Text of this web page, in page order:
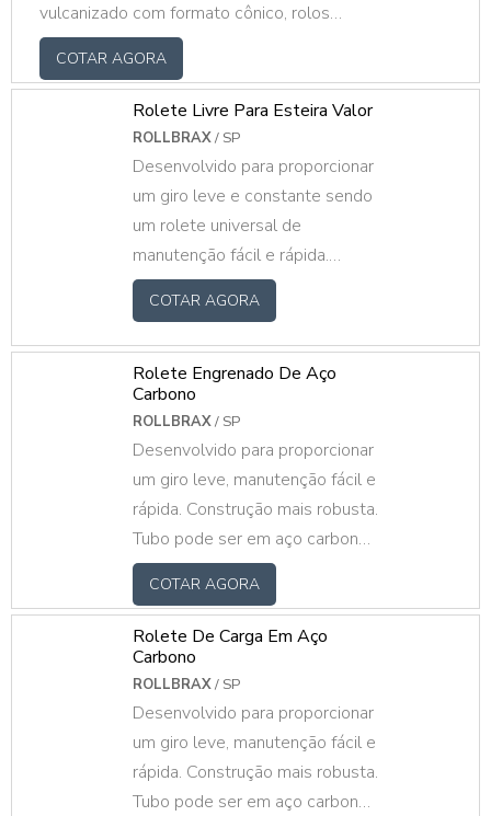
vulcanizado com formato cônico, rolos
laterais (rodas guias) para auxiliar a melhor
capacidade de alinhamento. Oferece, assim,
um atrito do rolo com a correia, propondo a
melhor correção da mesma.O PRODUTO
OFERECE DIVERSAS VANTAGENSO
rolamento autocompensador de rolos
dispõe rolos trapezoidais obliquamente na
superfície de rolagem. A carga é transmitida
de uma pista para ou.
COTAR AGORA
Rolete Livre Para Esteira Valor
ROLLBRAX/ SP
Desenvolvido para proporcionar
um giro leve e constante sendo
um rolete universal de
manutenção fácil e rápida.
Construção um pouco mais
robusta. Tubo pode ser em aço
carbono galvanizado ou pintado,
inox, alumínio e PVC. Eixo
trefilado em aço carbono, inox
ou alumínio com mancais em PP
ou rolamento direto no tubo.
Roletes sob medida, fazemos
mediante ao projeto do cliente.
COTAR AGORA
Rolete Engrenado De Aço
Carbono
ROLLBRAX/ SP
Desenvolvido para proporcionar
um giro leve, manutenção fácil e
rápida. Construção mais robusta.
Tubo pode ser em aço carbono
galvanizado ou pintado, inox,
alumínio e PVC. Eixo trefilado
em aço carbono, inox ou
alumínio com mancais em PP,
aço estampado ou rolamento
direto no tubo. Roletes sob
medida, fazemos mediante ao
projeto do cliente.
COTAR AGORA
Rolete De Carga Em Aço
Carbono
ROLLBRAX/ SP
Desenvolvido para proporcionar
um giro leve, manutenção fácil e
rápida. Construção mais robusta.
Tubo pode ser em aço carbono